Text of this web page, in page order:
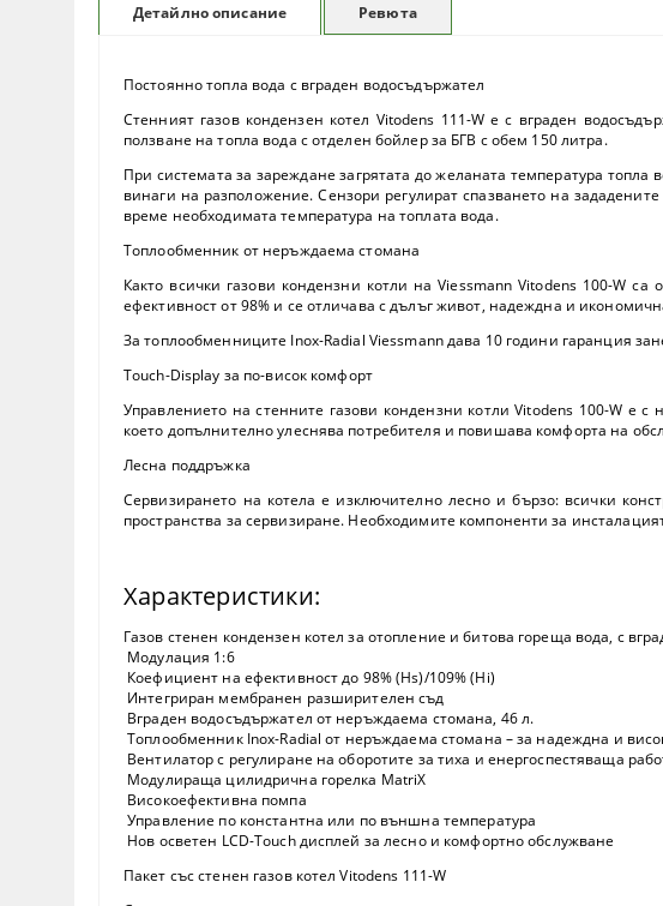
Детайлно описание Ревюта
Постоянно топла вода с вграден водосъдържател
Стенният газов кондензен котел Vitodens 111-W е с вграден
ползване на топла вода с отделен бойлер за БГВ с обем 150 литра.
При системата за зареждане загрятата до желаната температура
винаги на разположение. Сензори регулират спазването на
време необходимата температура на топлата вода.
Топлообменник от неръждаема стомана
Както всички газови кондензни котли на Viessmann Vitodens 100-W
ефективност от 98% и се отличава с дълъг живот, надеждна и
За топлообменниците Inox-Radial Viessmann дава 10 години гаранция
Touch-Display за по-висок комфорт
Управлението на стенните газови кондензни котли Vitodens 100-W е
което допълнително улеснява потребителя и повишава комфорта на
Лесна поддръжка
Сервизирането на котела е изключително лесно и бързо: всички
пространства за сервизиране. Необходимите компоненти за
Характеристики:
Газов стенен кондензен котел за отопление и битова гореща вода, с
Модулация 1:6
Коефициент на ефективност до 98% (Hs)/109% (Hi)
Интегриран мембранен разширителен съд
Вграден водосъдържател от неръждаема стомана, 46 л.
Топлообменник Inox-Radial от неръждаема стомана – за надеждна и
Вентилатор с регулиране на оборотите за тиха и енергоспестяваща
Модулираща цилидрична горелка MatriX
Високоефективна помпа
Управление по константна или по външна температура
Нов осветен LCD-Touch дисплей за лесно и комфортно обслужване
Пакет със стенен газов котел Vitodens 111-W